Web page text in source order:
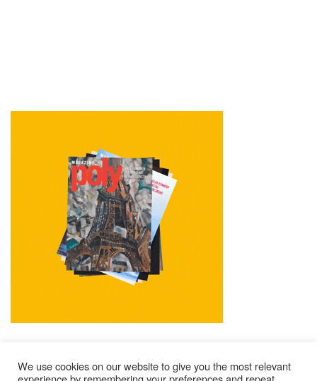
We use cookies on our website to give you the most relevant